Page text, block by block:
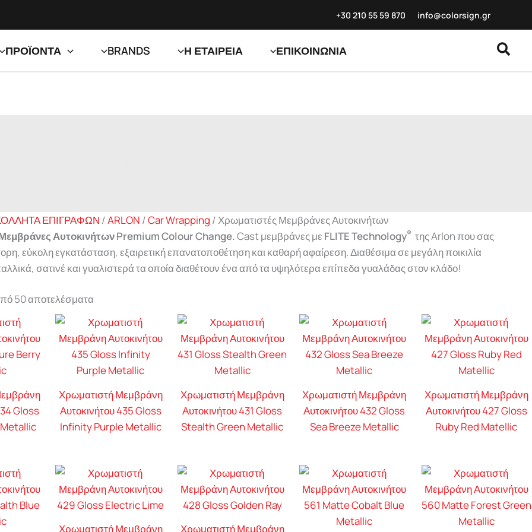
+30 210 55 59 870 info@colorsign.gr
ΠΡΟΪΟΝΤΑ BRANDS Η ΕΤΑΙΡΕΙΑ ΕΠΙΚΟΙΝΩΝΙΑ
ΕΠΙΓΡΑΦΩΝ /ARLON /Car Wrapping /Χρωματιστές Μεμβράνες Αυτοκινήτων
Αυτοκινήτων Premium Colour Change.Cast μεμβράνες με FLITE Technology® της Arlon που σας
εύκολη εγκατάσταση, εξαιρετική επανατοποθέτηση και καθαρή αφαίρεση. Διαθέσιμα σε μεγάλη ποικιλία
σατινέ και γυαλιστερά τα οποία διαθέτουν ένα από τα υψηλότερα επίπεδα γυαλάδας στον κλάδο!
50 αποτελέσματα
Gloss
Χρωματιστή Μεμβράνη
Αυτοκινήτου 435 Gloss
Infinity Purple Metallic
Χρωματιστή Μεμβράνη
Αυτοκινήτου 431 Gloss
Stealth Green Metallic
Χρωματιστή Μεμβράνη
Αυτοκινήτου 432 Gloss
Sea Breeze Metallic
Χρωματιστή Μεμβράνη
Αυτοκινήτου 427 Gloss
Ruby Red Matellic
Χρωματιστή Μεμβράνη Χρωματιστή Μεμβράνη